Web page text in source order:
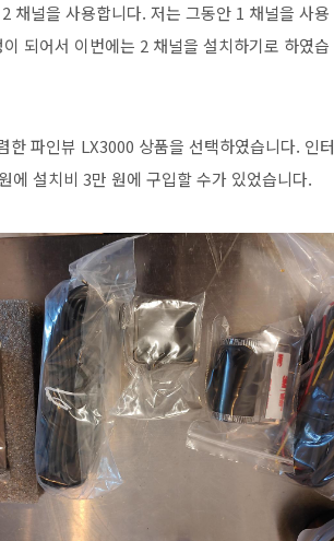
채널을 사용합니다. 저는 그동안 1 채널을 사용
되어서 이번에는 2 채널을 설치하기로 하였습
파인뷰 LX3000 상품을 선택하였습니다. 인터
에 설치비 3만 원에 구입할 수가 있었습니다.